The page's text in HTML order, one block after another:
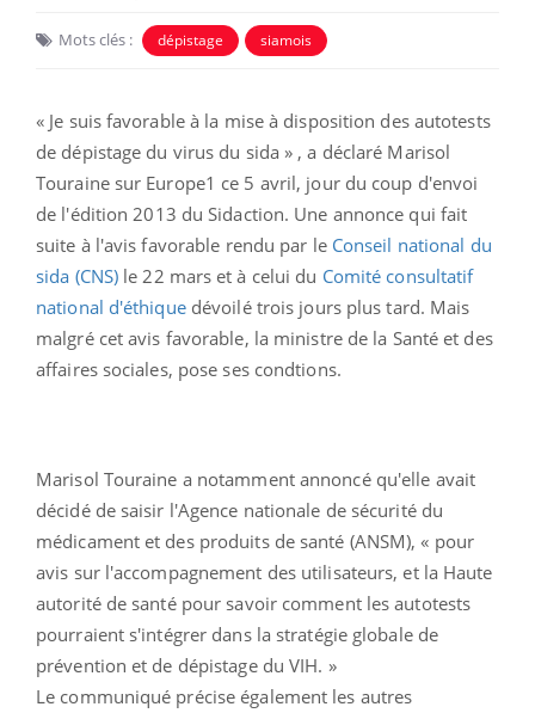
Mots clés : dépistage siamois
« Je suis favorable à la mise à disposition des autotests
de dépistage du virus du sida » , a déclaré Marisol
Touraine sur Europe1 ce 5 avril, jour du coup d'envoi
de l'édition 2013 du Sidaction. Une annonce qui fait
suite à l'avis favorable rendu par le Conseil national du
sida (CNS) le 22 mars et à celui du Comité consultatif
national d'éthiquedévoilé trois jours plus tard. Mais
malgré cet avis favorable, la ministre de la Santé et des
affaires sociales, pose ses condtions.
Marisol Touraine a notamment annoncé qu'elle avait
décidé de saisir l'Agence nationale de sécurité du
médicament et des produits de santé (ANSM), « pour
avis sur l'accompagnement des utilisateurs, et la Haute
autorité de santé pour savoir comment les autotests
pourraient s'intégrer dans la stratégie globale de
prévention et de dépistage du VIH. »
Le communiqué précise également les autres